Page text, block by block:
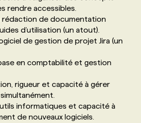
rendre accessibles.
rédaction de documentation
d’utilisation (un atout).
de gestion de projet Jira (un
en comptabilité et gestion
rigueur et capacité à gérer
informatiques et capacité à
de nouveaux logiciels.